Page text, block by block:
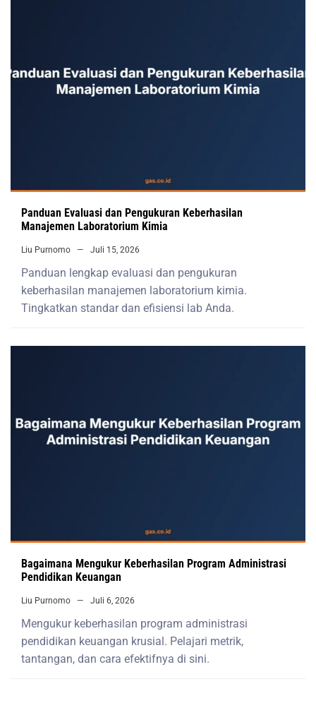
Panduan Evaluasi dan Pengukuran Keberhasilan
Manajemen Laboratorium Kimia
Liu Purnomo Juli 15, 2026
Panduan lengkap evaluasi dan pengukuran
keberhasilan manajemen laboratorium kimia.
Tingkatkan standar dan efisiensi lab Anda.
Bagaimana Mengukur Keberhasilan Program Administrasi
Pendidikan Keuangan
Liu Purnomo Juli 6, 2026
Mengukur keberhasilan program administrasi
pendidikan keuangan krusial. Pelajari metrik,
tantangan, dan cara efektifnya di sini.